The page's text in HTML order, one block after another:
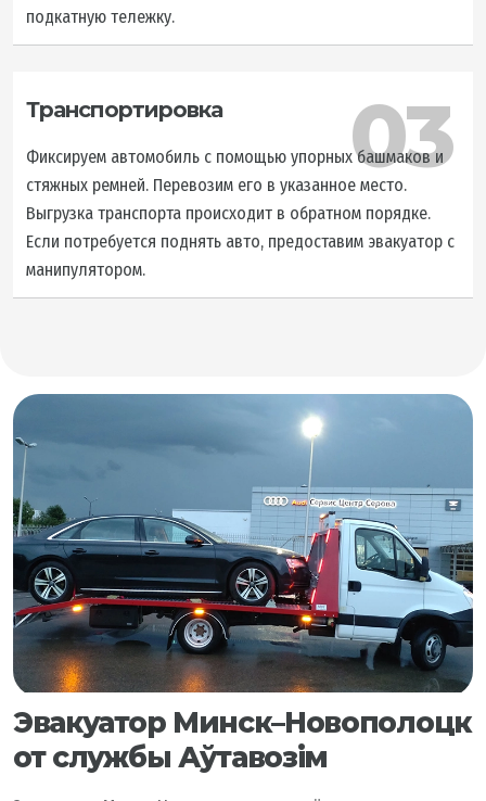
подкатную тележку.
03
Транспортировка
Фиксируем автомобиль с помощью упорных башмаков и
стяжных ремней. Перевозим его в указанное место.
Выгрузка транспорта происходит в обратном порядке.
Если потребуется поднять авто, предоставим эвакуатор с
манипулятором.
Эвакуатор Минск–Новополоцк
от службы Аўтавозiм